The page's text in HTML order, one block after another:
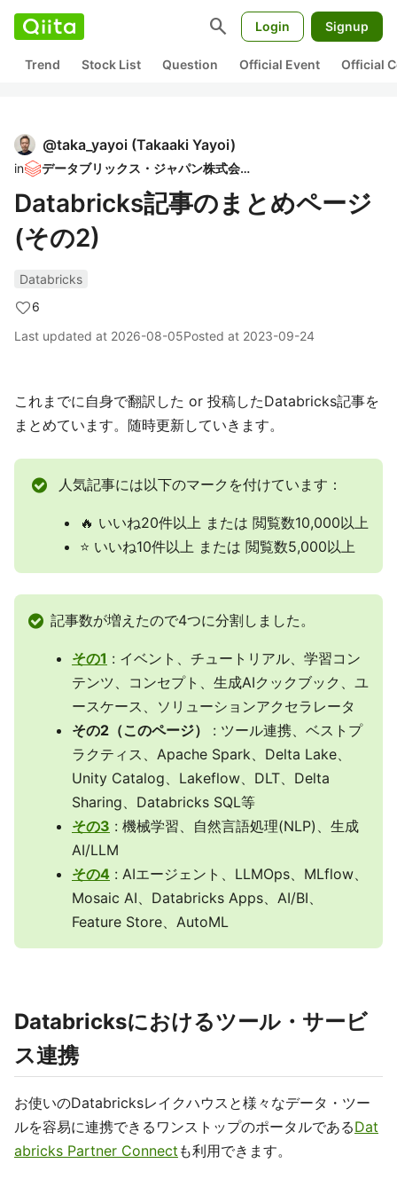
search Login Signup
Trend Stock List Question Official Event Official
@taka_yayoi (Takaaki Yayoi)
in データブリックス・ジャパン株式会社
Databricks記事のまとめページ
(その2)
Databricks
6
Last updated at 2026-08-05Posted at 2023-09-24
これまでに自身で翻訳した or 投稿したDatabricks記事を
まとめています。随時更新していきます。
人気記事には以下のマークを付けています：
🔥 いいね20件以上 または 閲覧数10,000以上
⭐ いいね10件以上 または 閲覧数5,000以上
記事数が増えたので4つに分割しました。
その1 : イベント、チュートリアル、学習コン
テンツ、コンセプト、生成AIクックブック、ユ
ースケース、ソリューションアクセラレータ
その2（このページ）
: ツール連携、ベストプ
ラクティス、Apache Spark、Delta Lake、
Unity Catalog、Lakeflow、DLT、Delta
Sharing、Databricks SQL等
その3 : 機械学習、自然言語処理(NLP)、生成
AI/LLM
その4 : AIエージェント、LLMOps、MLflow、
Mosaic AI、Databricks Apps、AI/BI、
Feature Store、AutoML
Databricksにおけるツール・サービ
ス連携
お使いのDatabricksレイクハウスと様々なデータ・ツー
ルを容易に連携できるワンストップのポータルであるDat
abricks Partner Connect も利用できます。